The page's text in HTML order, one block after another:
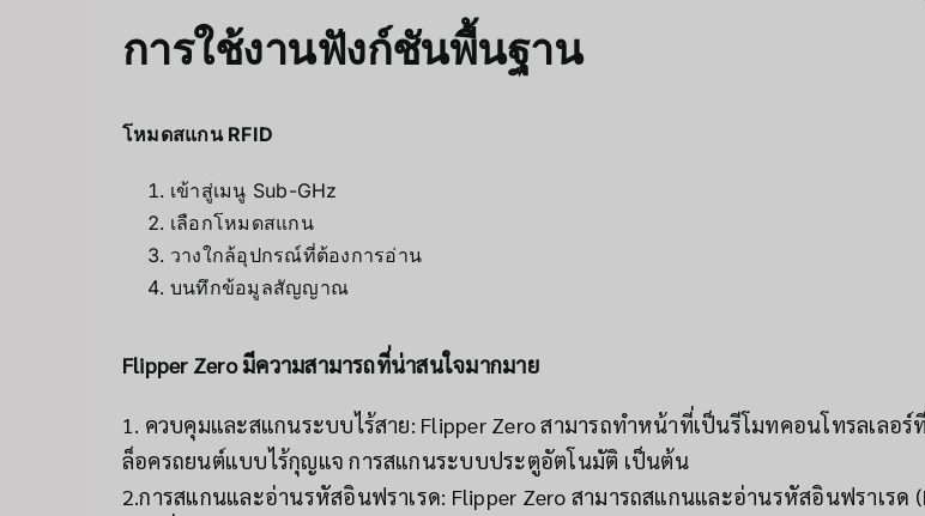
การใช้งานฟังก์ชันพื้นฐาน
โหมดสแกน RFID
เข้าสู่เมนู Sub-GHz
เลือกโหมดสแกน
วางใกล้อุปกรณ์ที่ต้องการอ่าน
บนทึกข้อมูลสัญญาณ
Flipper Zero มีความสามารถที่น่าสนใจมากมาย
1. ควบคุมและสแกนระบบไร้สาย: Flipper Zero สามารถทำหน้าที่เป็นรีโมทคอนโทรลเลอ
ล็อครถยนต์แบบไร้กุญแจ การสแกนระบบประตูอัตโนมัติ เป็นต้น
2.การสแกนและอ่านรหัสอินฟราเรด: Flipper Zero สามารถสแกนและอ่านรหัสอินฟราเรด